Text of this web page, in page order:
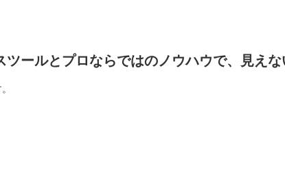
ールとプロならではのノウハウで、見え